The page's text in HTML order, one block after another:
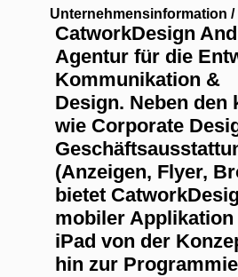
Unternehmensinformation
CatworkDesign
Agentur für die
Kommunikation &
Design. Neben
wie Corporate
(Anzeigen, Flyer,
bietet
mobiler
iPad von der
hin zur